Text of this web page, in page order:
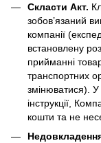
Скласти Акт.
зобов’язаний
компанії
встановлену
прийманні
транспортних
змінюватися). У
інструкції,
кошти та не